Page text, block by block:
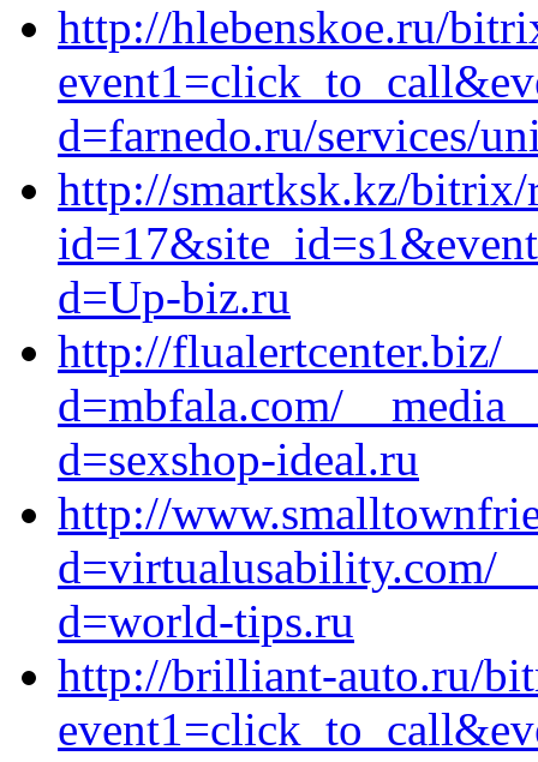
http://hlebenskoe.ru/
d=farnedo.ru/services/
http://smartksk.kz/bitrix/
d=Up-biz.ru
http://flualertcenter.biz/
d=mbfala.com/
d=sexshop-ideal.ru
http://
d=virtualusability.com/
d=world-tips.ru
http://brilliant-auto.ru/